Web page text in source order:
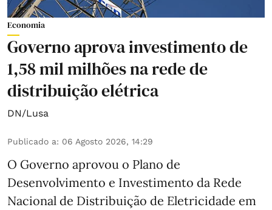
Economia
Governo aprova investimento de
1,58 mil milhões na rede de
distribuição elétrica
DN/Lusa
Publicado a: 06 Agosto 2026, 14:29
O Governo aprovou o Plano de
Desenvolvimento e Investimento da Rede
Nacional de Distribuição de Eletricidade em